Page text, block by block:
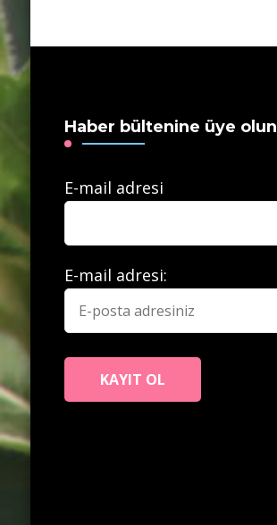
Haber bültenine üye olun
E-mail adresi
E-mail adresi: